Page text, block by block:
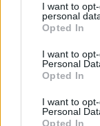
not limited to
grant or deny
use your data
consent section.
I want to
personal
Opted In
I want to
Personal
Opted In
I want to
Personal
Opted In
Fiumicino,
terrore sul